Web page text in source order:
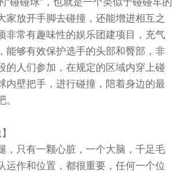
家放开手脚去碰撞，还能增进相互之
非常有趣味性的娱乐团建项目，充气
能够有效保护选手的头部和臀部，非
的人们参加，在规定的区域内穿上碰
内壁把手，进行碰撞，陪着身边的最
，只有一颗心脏，一个大脑，千足毛
运作和位置，都很重要，任何一个位